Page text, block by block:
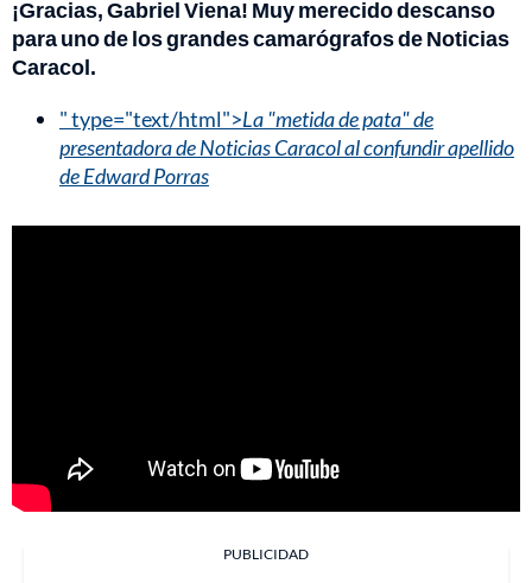
¡Gracias, Gabriel Viena! Muy merecido descanso
para uno de los grandes camarógrafos de Noticias
Caracol.
" type="text/html">La "metida de pata" de
presentadora de Noticias Caracol al confundir apellido
de Edward Porras
PUBLICIDAD